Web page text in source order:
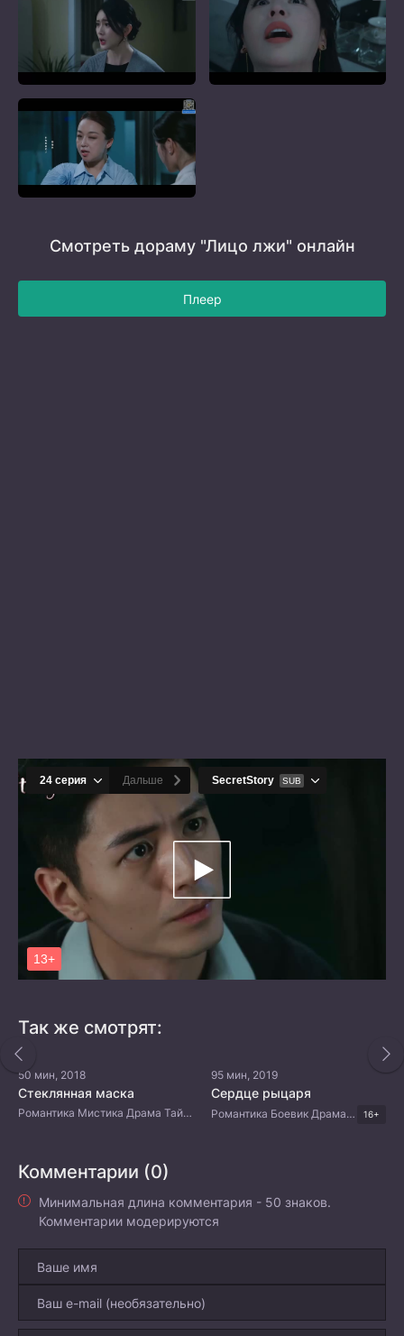
Смотреть дораму "Лицо лжи" онлайн
Плеер
Так же смотрят:
50 мин, 2018
Стеклянная маска
Романтика Мистика Драма Тайские дорамы
95 мин, 2019
Сердце рыцаря
Романтика Боевик Драма Тайские дорамы 16+
Комментарии (0)
Минимальная длина комментария - 50 знаков.
Комментарии модерируются